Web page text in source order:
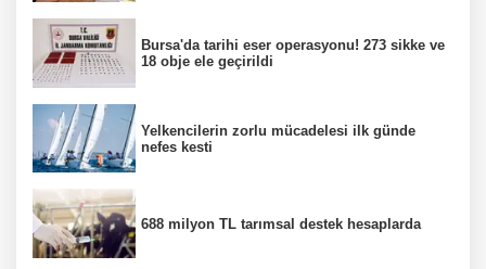
Bursa'da tarihi eser operasyonu! 273 sikke ve
18 obje ele geçirildi
Yelkencilerin zorlu mücadelesi ilk günde
nefes kesti
688 milyon TL tarımsal destek hesaplarda